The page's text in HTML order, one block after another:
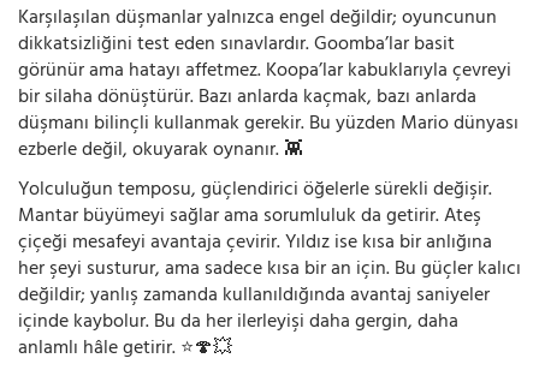
Karşılaşılan düşmanlar yalnızca engel değildir; oyuncunun
dikkatsizliğini test eden sınavlardır. Goomba’lar basit
görünür ama hatayı affetmez. Koopa’lar kabuklarıyla çevreyi
bir silaha dönüştürür. Bazı anlarda kaçmak, bazı anlarda
düşmanı bilinçli kullanmak gerekir. Bu yüzden Mario dünyası
ezberle değil, okuyarak oynanır. 👾
Yolculuğun temposu, güçlendirici öğelerle sürekli değişir.
Mantar büyümeyi sağlar ama sorumluluk da getirir. Ateş
çiçeği mesafeyi avantaja çevirir. Yıldız ise kısa bir anlığına
her şeyi susturur, ama sadece kısa bir an için. Bu güçler kalıcı
değildir; yanlış zamanda kullanıldığında avantaj saniyeler
içinde kaybolur. Bu da her ilerleyişi daha gergin, daha
anlamlı hâle getirir. ⭐🍄💥